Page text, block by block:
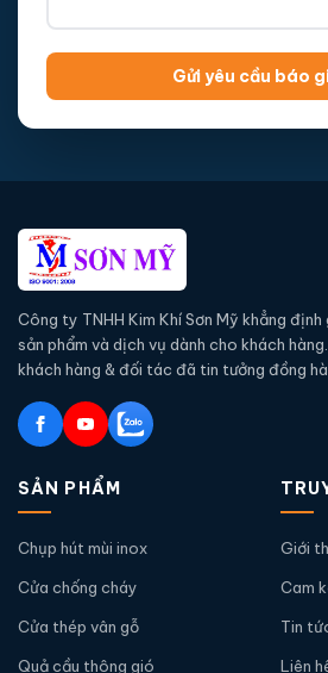
Gửi yêu cầu báo
Công ty TNHH Kim Khí Sơn Mỹ khẳng
sản phẩm và dịch vụ dành cho khách
khách hàng & đối tác đã tin tưởng đồng
SẢN PHẨM
Chụp hút mùi inox
Cửa chống cháy
Cửa thép vân gỗ
Quả cầu thông gió
Giới
Cam
Tin
Liên